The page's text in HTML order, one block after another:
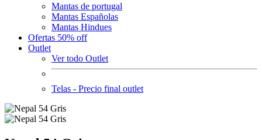
Mantas de portugal
Mantas Españolas
Mantas Hindues
Ofertas 50% off
Outlet
Ver todo Outlet
Telas - Precio final outlet